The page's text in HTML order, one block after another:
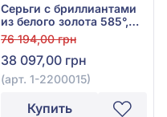
Серьги с бриллиантами
из белого золота 585°,
Бриллиант 0,1ct, арт. 1-
2200015
76 194,00 грн
38 097,00 грн
(арт. 1-2200015)
Купить